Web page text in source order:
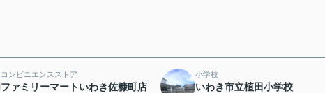
コンビニエンスストア
ファミリーマートいわき佐糠町店
小学校
いわき市立植田小学校